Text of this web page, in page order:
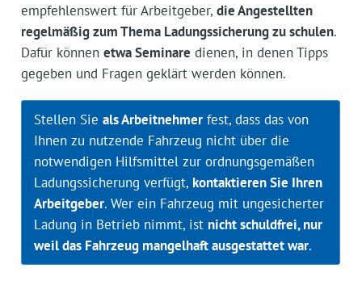
empfehlenswert für Arbeitgeber, die Angestellten
regelmäßig zum Thema Ladungssicherung zu schulen.
Dafür können etwa Seminare dienen, in denen Tipps
gegeben und Fragen geklärt werden können.
Stellen Sie als Arbeitnehmerfest, dass das von
Ihnen zu nutzende Fahrzeug nicht über die
notwendigen Hilfsmittel zur ordnungsgemäßen
Ladungssicherung verfügt, kontaktieren Sie Ihren
Arbeitgeber. Wer ein Fahrzeug mit ungesicherter
Ladung in Betrieb nimmt, ist nicht schuldfrei, nur
weil das Fahrzeug mangelhaft ausgestattet war.